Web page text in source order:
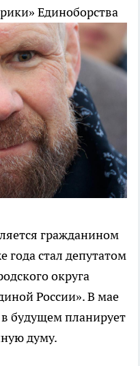
Единоборства
гражданином
года стал депутатом
округа
России». В мае
в будущем планирует
думу.